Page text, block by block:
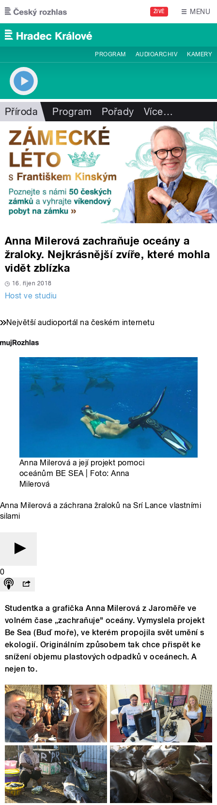
Přejít k hlavnímu obsahu
ŽIVĚ MENU
PROGRAM AUDIOARCHIV KAMERY
Příroda Program Pořady Více…
Anna Milerová zachraňuje oceány a
žraloky. Nejkrásnější zvíře, které mohla
vidět zblízka
16. říjen 2018
Host ve studiu
Největší audioportál na českém internetu
Anna Milerová a její projekt pomoci
oceánům BE SEA | Foto: Anna
Milerová
Anna Milerová a záchrana žraloků na Srí Lance vlastními
silami
0
Studentka a grafička Anna Milerová z Jaroměře ve
volném čase „zachraňuje" oceány. Vymyslela projekt
Be Sea (Buď moře), ve kterém propojila svět umění s
ekologií. Originálním způsobem tak chce přispět ke
snížení objemu plastových odpadků v oceánech. A
nejen to.